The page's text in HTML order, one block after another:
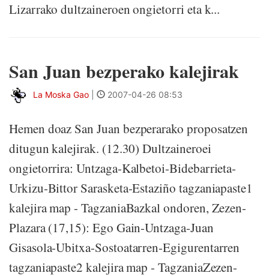
Lizarrako dultzaineroen ongietorri eta k...
San Juan bezperako kalejirak
La Moska Gao 2007-04-26 08:53
Hemen doaz San Juan bezperarako proposatzen
ditugun kalejirak. (12.30) Dultzaineroei
ongietorrira: Untzaga-Kalbetoi-Bidebarrieta-
Urkizu-Bittor Sarasketa-Estaziño tagzaniapaste1
kalejira map - TagzaniaBazkal ondoren, Zezen-
Plazara (17,15): Ego Gain-Untzaga-Juan
Gisasola-Ubitxa-Sostoatarren-Egigurentarren
tagzaniapaste2 kalejira map - TagzaniaZezen-